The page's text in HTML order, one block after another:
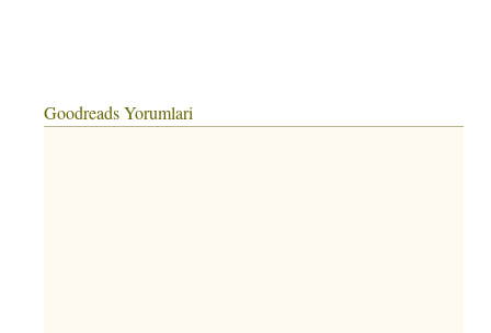
Goodreads Yorumlari